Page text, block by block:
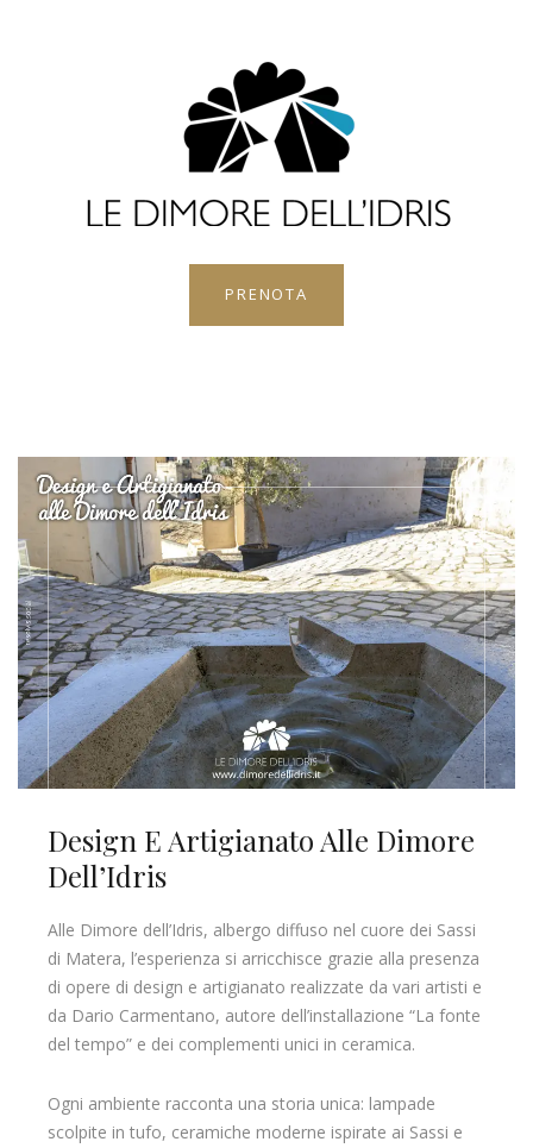
PRENOTA
Design E Artigianato Alle Dimore
Dell’Idris
Alle Dimore dell’Idris, albergo diffuso nel cuore dei Sassi
di Matera, l’esperienza si arricchisce grazie alla presenza
di opere di design e artigianato realizzate da vari artisti e
da Dario Carmentano, autore dell’installazione “La fonte
del tempo” e dei complementi unici in ceramica.
Ogni ambiente racconta una storia unica: lampade
scolpite in tufo, ceramiche moderne ispirate ai Sassi e